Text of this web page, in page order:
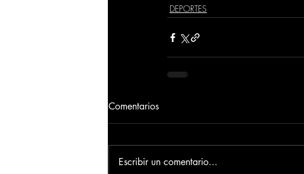
DEPORTES
Comentarios
Escribir un comentario...